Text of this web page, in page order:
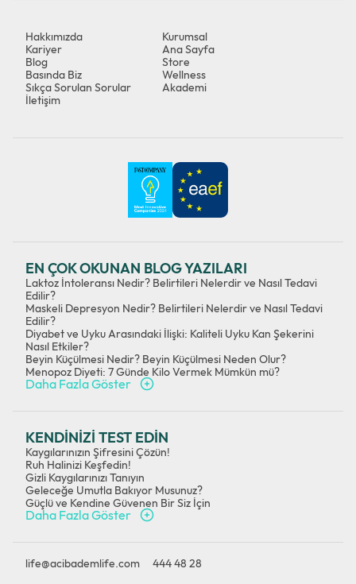
Hakkımızda
Kurumsal
Kariyer
Ana Sayfa
Blog
Store
Basında Biz
Wellness
Sıkça Sorulan Sorular
Akademi
İletişim
EN ÇOK OKUNAN BLOG YAZILARI
Laktoz İntoleransı Nedir? Belirtileri Nelerdir ve Nasıl Tedavi
Edilir?
Maskeli Depresyon Nedir? Belirtileri Nelerdir ve Nasıl Tedavi
Edilir?
Diyabet ve Uyku Arasındaki İlişki: Kaliteli Uyku Kan Şekerini
Nasıl Etkiler?
Beyin Küçülmesi Nedir? Beyin Küçülmesi Neden Olur?
Menopoz Diyeti: 7 Günde Kilo Vermek Mümkün mü?
Daha Fazla Göster
KENDİNİZİ TEST EDİN
Kaygılarınızın Şifresini Çözün!
Ruh Halinizi Keşfedin!
Gizli Kaygılarınızı Tanıyın
Geleceğe Umutla Bakıyor Musunuz?
Güçlü ve Kendine Güvenen Bir Siz İçin
Daha Fazla Göster
life@acibademlife.com 444 48 28